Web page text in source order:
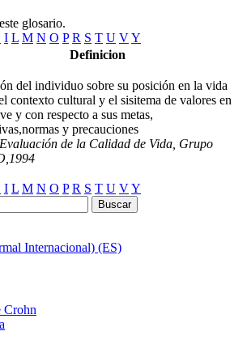
glosario.
I L M N O P R S T U VY
Definicion
del individuo sobre su posición en la vida
contexto cultural y el sisitema de valores en
y con respecto a sus metas,
y precauciones
de la Calidad de Vida, Grupo
I L M N O P R S T U VY
Buscar
Crohn